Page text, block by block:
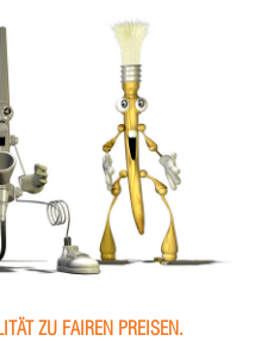
ZU FAIREN PREISEN.